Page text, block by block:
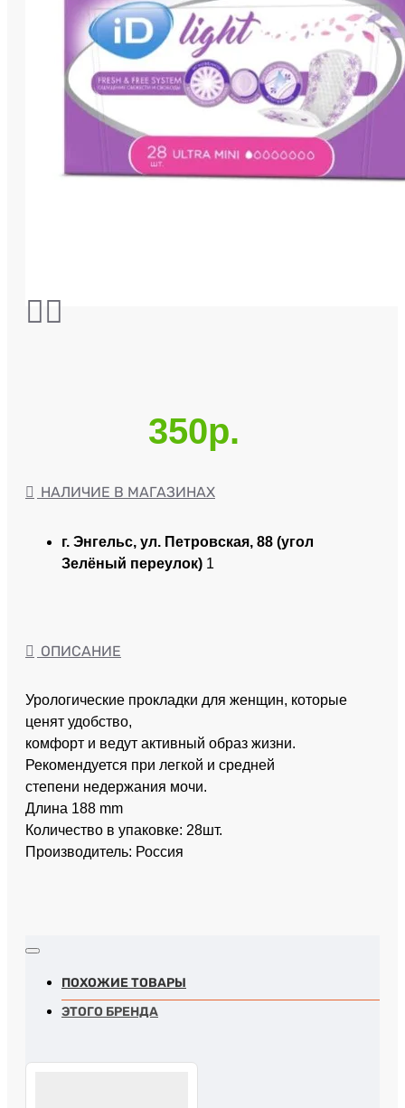
350р.
НАЛИЧИЕ В МАГАЗИНАХ
г. Энгельс, ул. Петровская, 88 (угол
Зелёный переулок) 1
ОПИСАНИЕ
Урологические прокладки для женщин, которые
ценят удобство,
комфорт и ведут активный образ жизни.
Рекомендуется при легкой и средней
степени недержания мочи.
Длина 188 mm
Количество в упаковке: 28шт.
Производитель: Россия
ПОХОЖИЕ ТОВАРЫ
ЭТОГО БРЕНДА